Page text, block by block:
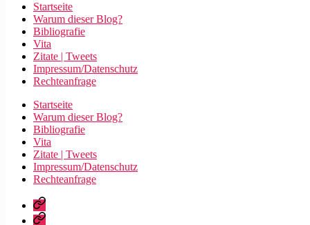
Startseite
Warum dieser Blog?
Bibliografie
Vita
Zitate | Tweets
Impressum/Datenschutz
Rechteanfrage
Startseite
Warum dieser Blog?
Bibliografie
Vita
Zitate | Tweets
Impressum/Datenschutz
Rechteanfrage
Startseite
Warum